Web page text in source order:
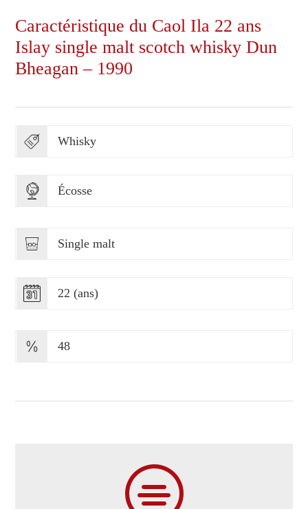
Caractéristique du Caol Ila 22 ans
Islay single malt scotch whisky Dun
Bheagan – 1990
Whisky
Écosse
Single malt
22 (ans)
48